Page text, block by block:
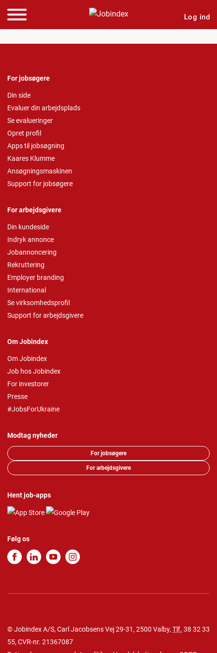
Log ind
For jobsøgere
Din side
Evaluer din arbejdsplads
Se evalueringer
Opret profil
Apps til jobsøgning
Kaares Klumme
Ansøgningsmaskinen
Support for jobsøgere
For arbejdsgivere
Din kundeside
Indryk annonce
Jobannoncering
Rekruttering
Employer branding
International
Se virksomhedsprofil
Support for arbejdsgivere
Om Jobindex
Om Jobindex
Job hos Jobindex
For investorer
Presse
#JobsForUkraine
Modtag nyheder
For jobsøgere
For arbejdsgivere
Hent job-apps
Følg os
© Jobindex A/S, Carl Jacobsens Vej 29-31, 2500 Valby, Tlf. 38 32 33
55, CVR-nr. 21367087